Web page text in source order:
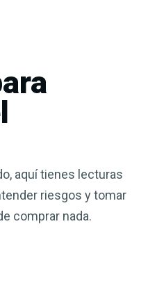
aquí tienes lecturas
riesgos y tomar
comprar nada.